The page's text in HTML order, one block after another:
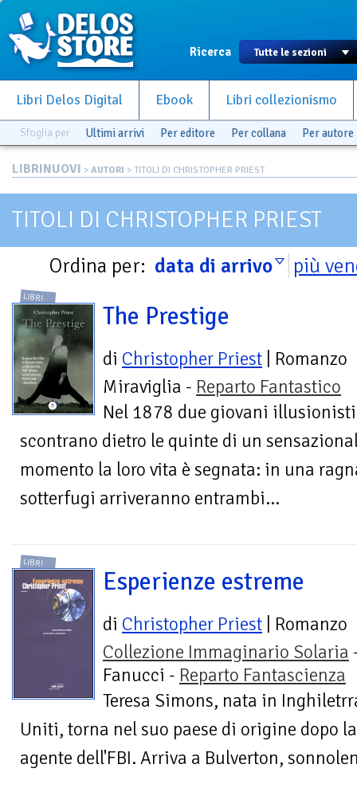
Ricerca
Libri Delos Digital Ebook Libri collezionismo
Sfoglia per Ultimi arrivi Per editore Per collana Per autore
LIBRINUOVI > AUTORI > TITOLI DI CHRISTOPHER PRIEST
TITOLI DI CHRISTOPHER PRIEST
Ordina per: data di arrivo più
LIBRI
The Prestige
di Christopher Priest | Romanzo
Miraviglia - Reparto Fantastico
Nel 1878 due giovani
scontrano dietro le quinte di un
momento la loro vita è segnata: in una
sotterfugi arriveranno entrambi...
LIBRI
Esperienze estreme
di Christopher Priest | Romanzo
Collezione Immaginario Solaria
Fanucci - Reparto Fantascienza
Teresa Simons, nata in
Uniti, torna nel suo paese di origine dopo
agente dell'FBI. Arriva a Bulverton,